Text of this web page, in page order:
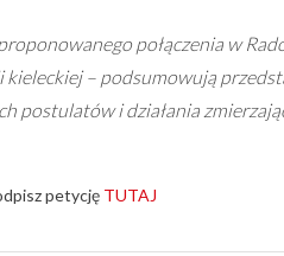
połączenia w
kieleckiej – podsumowują
postulatów i działania
petycję TUTAJ